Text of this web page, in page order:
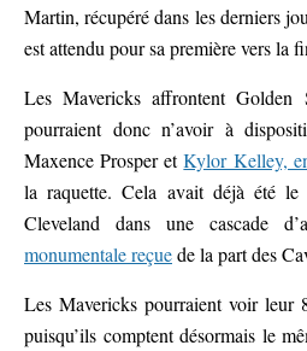
Martin, récupéré dans les derniers
est attendu pour sa première vers la
Les Mavericks affrontent
pourraient donc n’avoir à
Maxence Prosper etKylor Kelley,
la raquette. Cela avait déjà été
Cleveland dans une cascade
monumentale reçuede la part des
Les Mavericks pourraient voir leur
puisqu’ils comptent désormais le